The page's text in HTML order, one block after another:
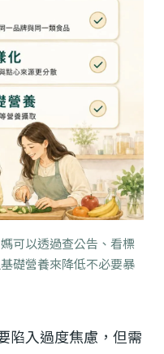
可以透過查公告、看標
礎營養來降低不必要暴
陷入過度焦慮，但需